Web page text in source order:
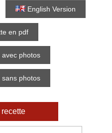
English Version
en pdf
avec photos
sans photos